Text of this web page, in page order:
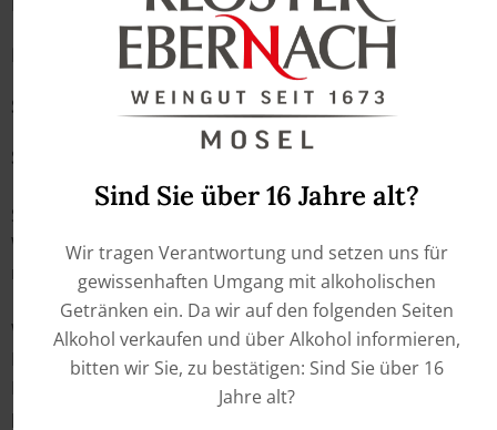
Sind Sie über 16 Jahre alt?
Wir tragen Verantwortung und setzen uns für
gewissenhaften Umgang mit alkoholischen
Getränken ein. Da wir auf den folgenden Seiten
Alkohol verkaufen und über Alkohol informieren,
bitten wir Sie, zu bestätigen: Sind Sie über 16
Jahre alt?
Freitag: 09:00-17:00
Samstag: 11:00-17:00
Sonntag: geschlossen
Sie planen einen Besuch bei uns, egal ob zum
Weineinkauf, zur Weinwanderung, oder zur Weinprobe,
melden Sie sich gerne bei uns.
Wir freuen uns auf Sie und gerne können Sie im
Rahmen Ihres Weineinkaufs unsere Weine probieren.
Machen Sie die Weinprobe in Cochem da, wo die Weine
produziert werden- bei uns im Weingut Kloster